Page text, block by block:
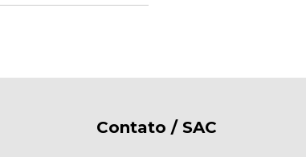
Contato / SAC